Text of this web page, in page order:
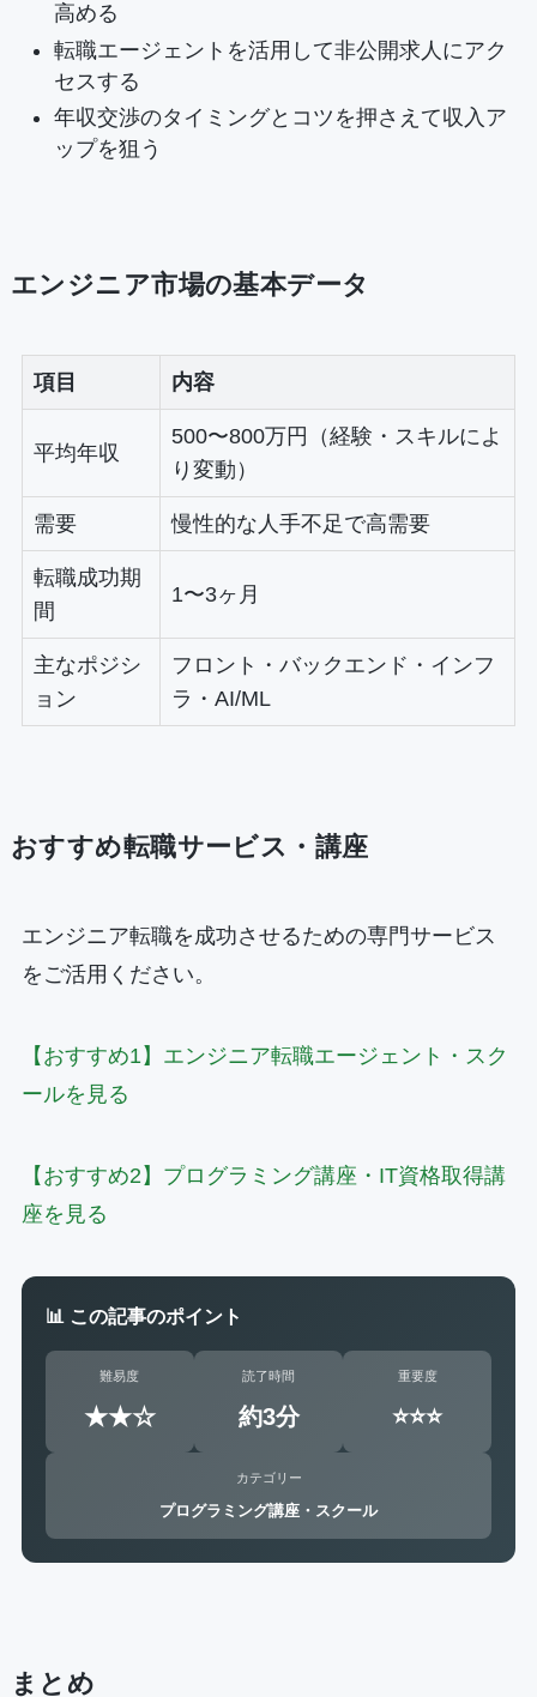
高める
転職エージェントを活用して非公開求人にアク
セスする
年収交渉のタイミングとコツを押さえて収入ア
ップを狙う
エンジニア市場の基本データ
項目 内容
平均年収
500〜800万円（経験・スキルによ
り変動）
需要 慢性的な人手不足で高需要
転職成功期
間
1〜3ヶ月
主なポジシ
ョン
フロント・バックエンド・インフ
ラ・AI/ML
おすすめ転職サービス・講座
エンジニア転職を成功させるための専門サービス
をご活用ください。
【おすすめ1】エンジニア転職エージェント・スク
ールを見る
【おすすめ2】プログラミング講座・IT資格取得講
座を見る
📊 この記事のポイント
難易度
★★☆
読了時間
約3分
重要度
⭐⭐⭐
カテゴリー
プログラミング講座・スクール
まとめ